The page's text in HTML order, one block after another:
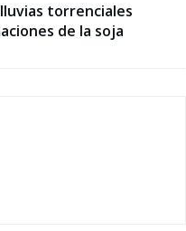
torrenciales
de la soja